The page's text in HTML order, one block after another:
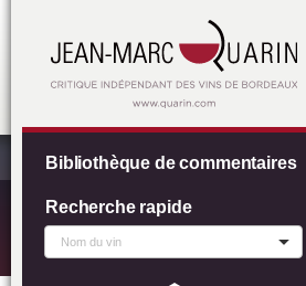
Bibliothèque de commentaires
Recherche rapide